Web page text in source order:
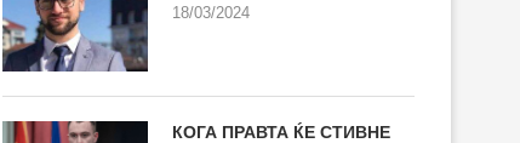
18/03/2024
КОГА ПРАВТА ЌЕ СТИВНЕ